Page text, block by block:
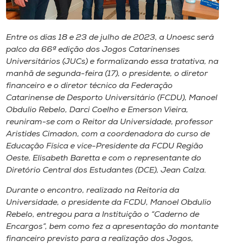
Museu
Unoesc
Store
Selecione
A+
A-
Entre os dias 18 e 23 de julho de 2023, a Unoesc será
palco da 66ª edição dos Jogos Catarinenses
Universitários (JUCs) e formalizando essa tratativa, na
manhã de segunda-feira (17), o presidente, o diretor
financeiro e o diretor técnico da Federação
Catarinense de Desporto Universitário (FCDU), Manoel
Obdulio Rebelo, Darci Coelho e Emerson Vieira,
reuniram-se com o Reitor da Universidade, professor
Aristides Cimadon, com a coordenadora do curso de
Educação Física e vice-Presidente da FCDU Região
Oeste, Elisabeth Baretta e com o representante do
Diretório Central dos Estudantes (DCE), Jean Calza.
Durante o encontro, realizado na Reitoria da
Universidade, o presidente da FCDU, Manoel Obdulio
Rebelo, entregou para a Instituição o “Caderno de
Encargos”, bem como fez a apresentação do montante
financeiro previsto para a realização dos Jogos,